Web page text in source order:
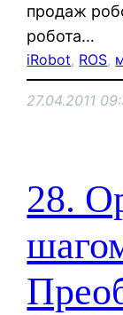
продаж
робота…
iRobot, ROS,
27.04.2011
28.